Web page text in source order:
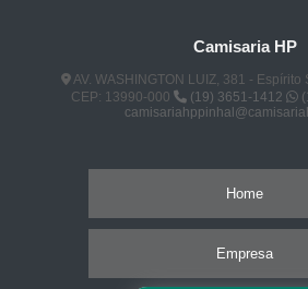
Camisaria HP
AV. WASHINGTON LUIZ, 381 - Espírito
CEP: 13990-000
(19) 3651-1412
Home
Empresa